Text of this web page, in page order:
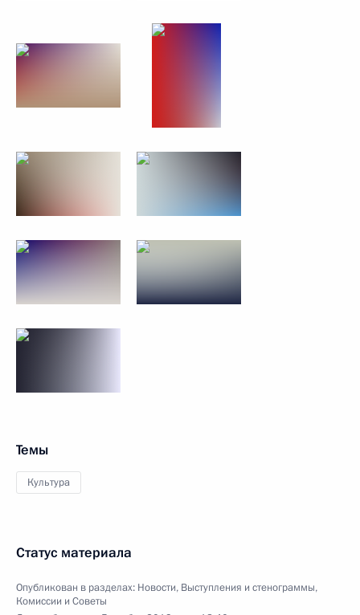
Темы
Культура
Статус материала
Опубликован в разделах: Новости, Выступления и стенограммы,
Комиссии и Советы